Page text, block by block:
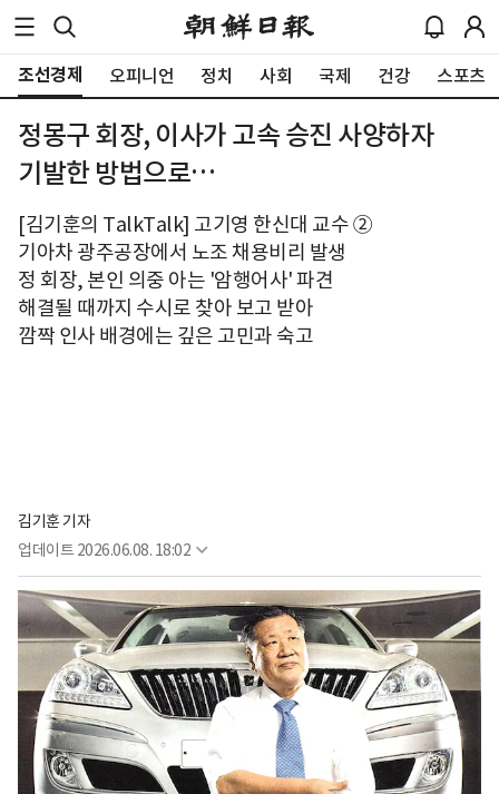
조선경제 오피니언 정치 사회 국제 건강 스포츠
정몽구 회장, 이사가 고속 승진 사양하자
기발한 방법으로…
[김기훈의 TalkTalk] 고기영 한신대 교수 ②
기아차 광주공장에서 노조 채용비리 발생
정 회장, 본인 의중 아는 '암행어사' 파견
해결될 때까지 수시로 찾아 보고 받아
깜짝 인사 배경에는 깊은 고민과 숙고
김기훈 기자
업데이트 2026.06.08. 18:02